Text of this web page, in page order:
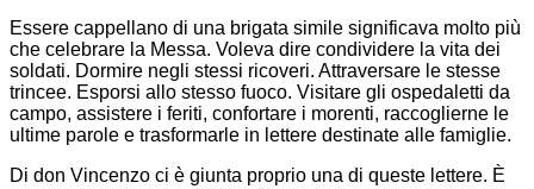
Essere cappellano di una brigata simile significava molto più
che celebrare la Messa. Voleva dire condividere la vita dei
soldati. Dormire negli stessi ricoveri. Attraversare le stesse
trincee. Esporsi allo stesso fuoco. Visitare gli ospedaletti da
campo, assistere i feriti, confortare i morenti, raccoglierne le
ultime parole e trasformarle in lettere destinate alle famiglie.
Di don Vincenzo ci è giunta proprio una di queste lettere. È